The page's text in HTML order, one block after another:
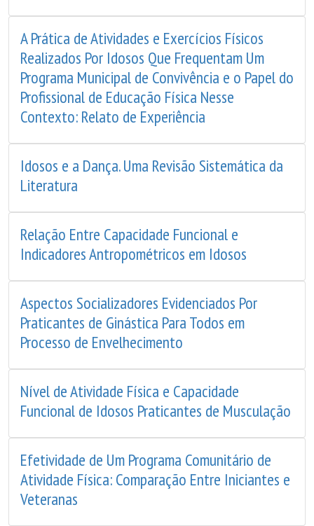
A Prática de Atividades e Exercícios Físicos
Realizados Por Idosos Que Frequentam Um
Programa Municipal de Convivência e o Papel do
Profissional de Educação Física Nesse
Contexto: Relato de Experiência
Idosos e a Dança. Uma Revisão Sistemática da
Literatura
Relação Entre Capacidade Funcional e
Indicadores Antropométricos em Idosos
Aspectos Socializadores Evidenciados Por
Praticantes de Ginástica Para Todos em
Processo de Envelhecimento
Nível de Atividade Física e Capacidade
Funcional de Idosos Praticantes de Musculação
Efetividade de Um Programa Comunitário de
Atividade Física: Comparação Entre Iniciantes e
Veteranas